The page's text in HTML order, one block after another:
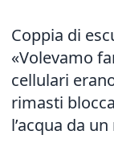
Coppia di
«Volevamo
cellulari
rimasti
l’acqua da